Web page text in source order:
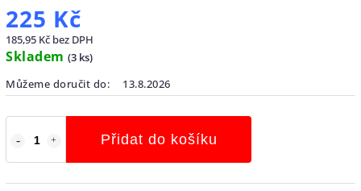
225 Kč
185,95 Kč bez DPH
Skladem (3 ks)
Můžeme doručit do:
13.8.2026
Přidat do košíku